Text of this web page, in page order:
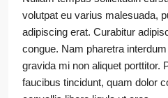
volutpat eu varius malesuada,
adipiscing erat. Curabitur
congue. Nam pharetra
gravida mi non aliquet porttitor.
faucibus tincidunt, quam dolor